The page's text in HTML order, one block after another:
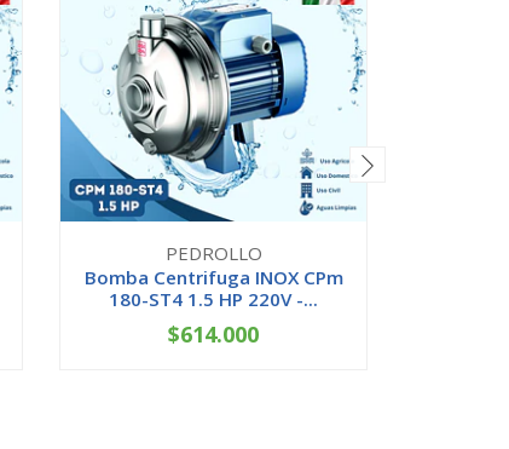
PEDROLLO
Bomba Centrifuga INOX CPm
180-ST4 1.5 HP 220V -...
+
$614.000